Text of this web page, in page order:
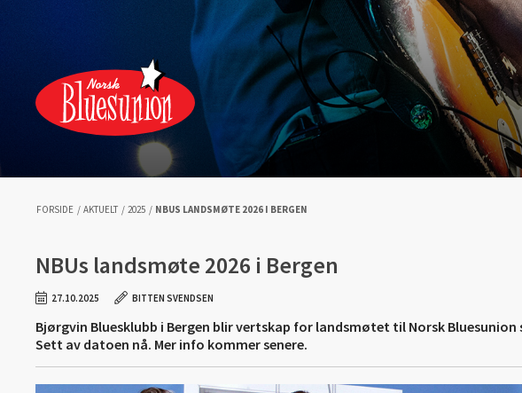
FORSIDE / AKTUELT / 2025 / NBUS LANDSMØTE 2026 I BERGEN
NBUs landsmøte 2026 i Bergen
27.10.2025 BITTEN SVENDSEN
Bjørgvin Bluesklubb i Bergen blir vertskap for landsmøtet til Norsk Bluesunion
Sett av datoen nå. Mer info kommer senere.